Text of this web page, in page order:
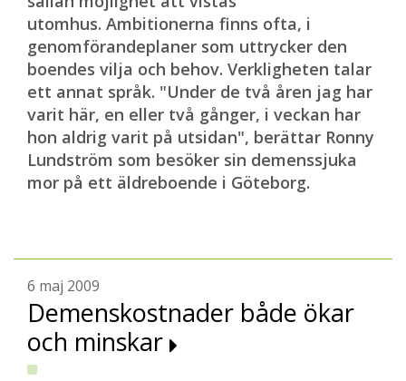
utomhus. Ambitionerna finns ofta, i
genomförandeplaner som uttrycker den
boendes vilja och behov. Verkligheten talar
ett annat språk. "Under de två åren jag har
varit här, en eller två gånger, i veckan har
hon aldrig varit på utsidan", berättar Ronny
Lundström som besöker sin demenssjuka
mor på ett äldreboende i Göteborg.
6 maj 2009
Demenskostnader både ökar
och minskar